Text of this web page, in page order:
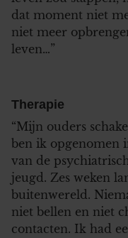
dat moment niet
niet meer
leven…”
Therapie
“Mijn ouders
ben ik opgenomen
van de
jeugd. Zes weken
buitenwereld.
niet bellen en niet
contacten. Ik had